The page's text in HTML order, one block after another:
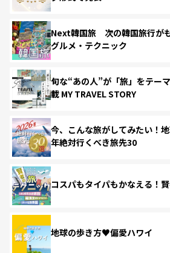
Next韓国旅 次の韓国旅行が
グルメ・テクニック
旬な“あの人”が「旅」をテー
載 MY TRAVEL STORY
今、こんな旅がしてみたい！
年絶対行くべき旅先30
コスパもタイパもかなえる！
地球の歩き方♥偏愛ハワイ